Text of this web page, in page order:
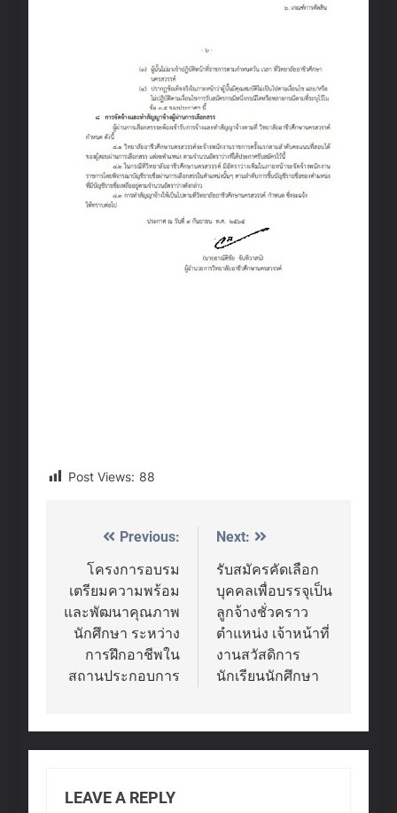
Post Views: 88
Post
navigation
Previous:
โครงการอบรม
เตรียมความพร้อม
และพัฒนาคุณภาพ
นักศึกษา ระหว่าง
การฝึกอาชีพใน
สถานประกอบการ
Next:
รับสมัครคัดเลือก
บุคคลเพื่อบรรจุเป็น
ลูกจ้างชั่วคราว
ตำแหน่ง เจ้าหน้าที่
งานสวัสดิการ
นักเรียนนักศึกษา
LEAVE A REPLY